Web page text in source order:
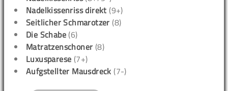
Nadelkissenriss direkt (9+)
Seitlicher Schmarotzer (8)
Die Schabe (6)
Matratzenschoner (8)
Luxusparese (7+)
Aufgstellter Mausdreck (7-)